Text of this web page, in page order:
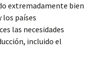
extremadamente bien
los países
las necesidades
incluido el